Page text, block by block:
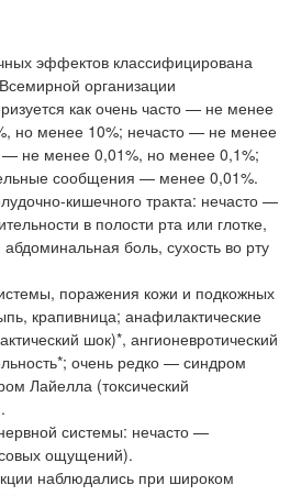
эффектов классифицирована
организации
как очень часто — не менее
но менее 10%; нечасто — не менее
не менее 0,01%, но менее 0,1%;
сообщения — менее 0,01%.
кишечного тракта: нечасто —
в полости рта или глотке,
боль, сухость во рту
поражения кожи и подкожных
крапивница; анафилактические
шок)*, ангионевротический
очень редко — синдром
Лайелла (токсический
системы: нечасто —
ощущений).
наблюдались при широком